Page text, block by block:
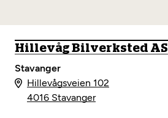
Hillevåg Bilverksted AS
Stavanger
Hillevågsveien 102
4016 Stavanger